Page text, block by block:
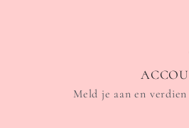
Meld je aan en